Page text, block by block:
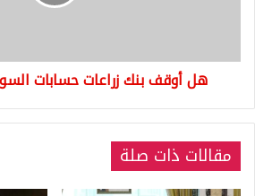
هل أوقف بنك زراعات حسابات
مقالات ذات صلة